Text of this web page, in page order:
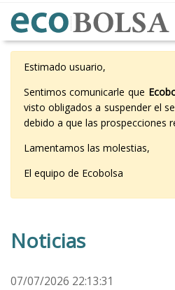
Estimado usuario,
Sentimos comunicarle que
visto obligados a suspender el
debido a que las prospecciones
Lamentamos las molestias,
El equipo de Ecobolsa
Noticias
07/07/2026 22:13:31